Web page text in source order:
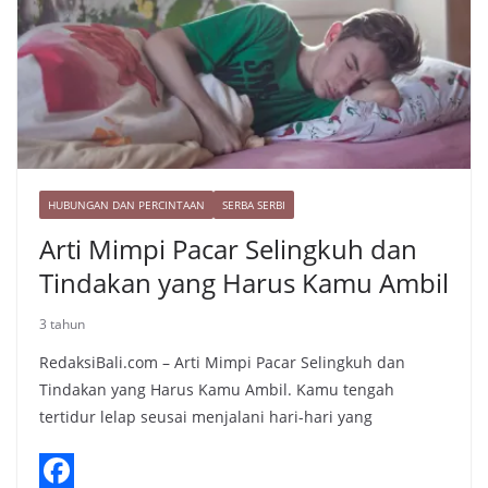
HUBUNGAN DAN PERCINTAAN SERBA SERBI
Arti Mimpi Pacar Selingkuh dan
Tindakan yang Harus Kamu Ambil
3 tahun
RedaksiBali.com – Arti Mimpi Pacar Selingkuh dan
Tindakan yang Harus Kamu Ambil. Kamu tengah
tertidur lelap seusai menjalani hari-hari yang